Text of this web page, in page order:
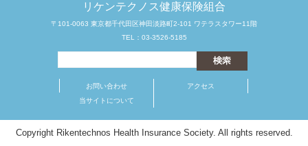
リケンテクノス健康保険組合
〒101-0063 東京都千代田区神田淡路町2-101 ワテラスタワー11階
TEL：03-3526-5185
お問い合わせ
アクセス
当サイトについて
Copyright Rikentechnos Health Insurance Society. All rights reserved.